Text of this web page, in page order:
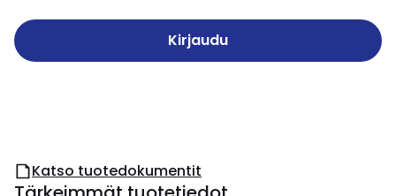
Kirjaudu
Katso tuotedokumentit